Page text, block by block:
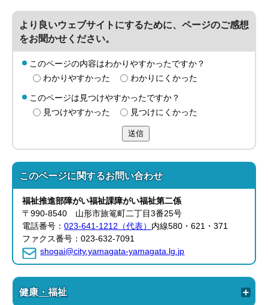
より良いウェブサイトにするために、ページのご感想
をお聞かせください。
このページの内容はわかりやすかったですか？
わかりやすかった
わかりにくかった
このページは見つけやすかったですか？
見つけやすかった
見つけにくかった
送信
このページに関するお問い合わせ
福祉推進部障がい福祉課障がい福祉第二係
〒990-8540 山形市旅篭町二丁目3番25号
電話番号：023-641-1212（代表） 内線580・621・371
ファクス番号：023-632-7091
shogai@city.yamagata-yamagata.lg.jp
健康・福祉